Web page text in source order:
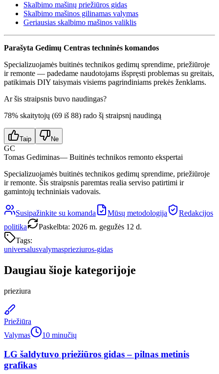
Skalbimo mašinų priežiūros gidas
Skalbimo mašinos gilinamas valymas
Geriausias skalbimo mašinos valiklis
Parašyta Gedimų Centras techninės komandos
Specializuojamės buitinės technikos gedimų sprendime, priežiūroje
ir remonte — padedame naudotojams išspręsti problemas su greitais,
patikimais DIY taisymais visiems pagrindiniams prekės ženklams.
Ar šis straipsnis buvo naudingas?
78% skaitytojų (69 iš 88) rado šį straipsnį naudingą
Taip Ne
GC
Tomas Gediminas— Buitinės technikos remonto ekspertai
Specializuojamės buitinės technikos gedimų sprendime, priežiūroje
ir remonte. Šis straipsnis paremtas realia serviso patirtimi ir
gamintojų techniniais vadovais.
Susipažinkite su komanda Mūsų metodologija
Redakcijos
politika
Paskelbta: 2026 m. gegužės 12 d.
Tags:
universalusvalymasprieziuros-gidas
Daugiau šioje kategorijoje
prieziura
Priežiūra
Valymas
10 minučių
LG šaldytuvo priežiūros gidas – pilnas metinis
grafikas